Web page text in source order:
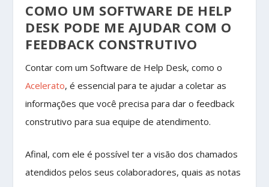
COMO UM SOFTWARE DE HELP
DESK PODE ME AJUDAR COM O
FEEDBACK CONSTRUTIVO
Contar com um Software de Help Desk, como o
Acelerato, é essencial para te ajudar a coletar as
informações que você precisa para dar o feedback
construtivo para sua equipe de atendimento.
Afinal, com ele é possível ter a visão dos chamados
atendidos pelos seus colaboradores, quais as notas